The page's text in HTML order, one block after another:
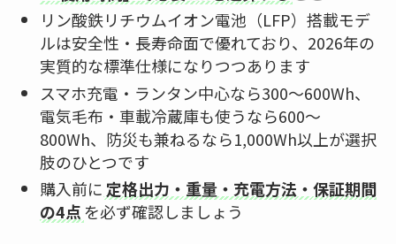
リン酸鉄リチウムイオン電池（LFP）搭載モデ
ルは安全性・長寿命面で優れており、2026年の
実質的な標準仕様になりつつあります
スマホ充電・ランタン中心なら300〜600Wh、
電気毛布・車載冷蔵庫も使うなら600〜
800Wh、防災も兼ねるなら1,000Wh以上が選択
肢のひとつです
購入前に 定格出力・重量・充電方法・保証期間
の4点を必ず確認しましょう